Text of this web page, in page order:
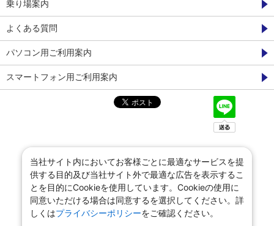
乗り場案内
よくある質問
パソコン用ご利用案内
スマートフォン用ご利用案内
当社サイト内においてお客様ごとに最適なサービスを提
供する目的及び当社サイト外で最適な広告を表示するこ
とを目的にCookieを使用しています。Cookieの使用に
同意いただける場合は同意するを選択してください。詳
しくはプライバシーポリシーをご確認ください。